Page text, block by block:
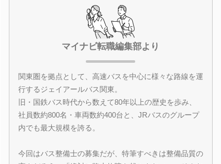
マイナビ転職編集部より
関東圏を拠点として、高速バスを中心に様々な路線を運
行するジェイアールバス関東。
旧・国鉄バス時代から数えて80年以上の歴史を歩み、
社員数約800名・車両数約400台と、JRバスのグループ
内でも最大規模を誇る。
今回はバス整備士の募集だが、特筆すべきは整備品質の